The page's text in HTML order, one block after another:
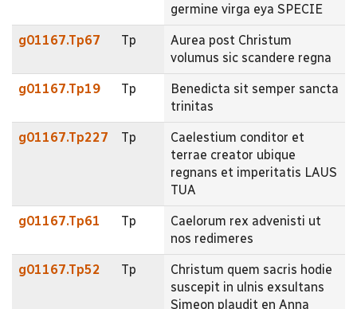
germine virga eya SPECIE
g01167.Tp67 Tp
Aurea post Christum
volumus sic scandere regna
g01167.Tp19 Tp
Benedicta sit semper sancta
trinitas
g01167.Tp227 Tp
Caelestium conditor et
terrae creator ubique
regnans et imperitatis LAUS
TUA
g01167.Tp61 Tp
Caelorum rex advenisti ut
nos redimeres
g01167.Tp52 Tp
Christum quem sacris hodie
suscepit in ulnis exsultans
Simeon plaudit en Anna